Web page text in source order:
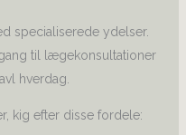
specialiserede ydelser.
til lægekonsultationer
hverdag.
kig efter disse fordele: